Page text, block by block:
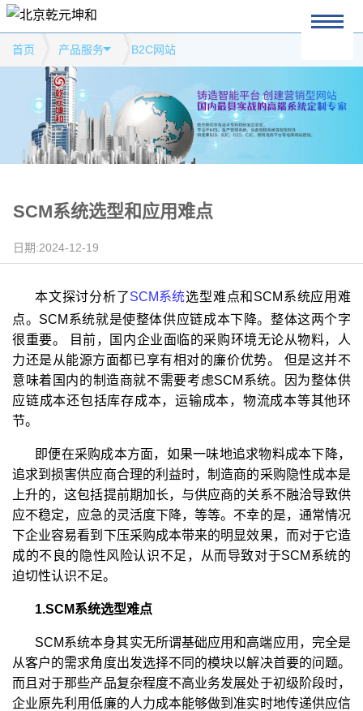
首页 产品服务 B2C网站
SCM系统选型和应用难点
日期:2024-12-19
本文探讨分析了SCM系统选型难点和SCM系统应用难
点。SCM系统就是使整体供应链成本下降。整体这两个字
很重要。 目前，国内企业面临的采购环境无论从物料，人
力还是从能源方面都已享有相对的廉价优势。 但是这并不
意味着国内的制造商就不需要考虑SCM系统。因为整体供
应链成本还包括库存成本，运输成本，物流成本等其他环
节。
即便在采购成本方面，如果一味地追求物料成本下降，
追求到损害供应商合理的利益时，制造商的采购隐性成本是
上升的，这包括提前期加长，与供应商的关系不融洽导致供
应不稳定，应急的灵活度下降，等等。不幸的是，通常情况
下企业容易看到下压采购成本带来的明显效果，而对于它造
成的不良的隐性风险认识不足，从而导致对于SCM系统的
迫切性认识不足。
1.SCM系统选型难点
SCM系统本身其实无所谓基础应用和高端应用，完全是
从客户的需求角度出发选择不同的模块以解决首要的问题。
而且对于那些产品复杂程度不高业务发展处于初级阶段时，
企业原先利用低廉的人力成本能够做到准实时地传递供应信